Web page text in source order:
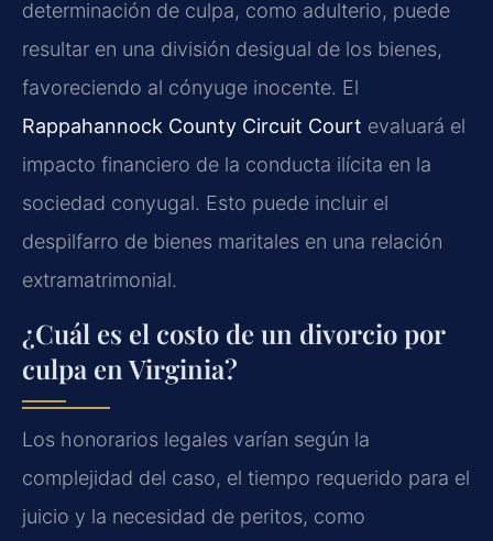
determinación de culpa, como adulterio, puede
resultar en una división desigual de los bienes,
favoreciendo al cónyuge inocente. El
Rappahannock County Circuit Court evaluará el
impacto financiero de la conducta ilícita en la
sociedad conyugal. Esto puede incluir el
despilfarro de bienes maritales en una relación
extramatrimonial.
¿Cuál es el costo de un divorcio por
culpa en Virginia?
Los honorarios legales varían según la
complejidad del caso, el tiempo requerido para el
juicio y la necesidad de peritos, como